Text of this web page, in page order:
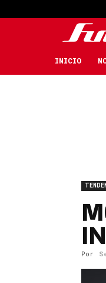
INICIO
Por